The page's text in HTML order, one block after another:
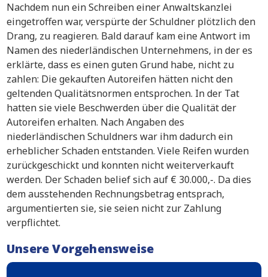
Nachdem nun ein Schreiben einer Anwaltskanzlei
eingetroffen war, verspürte der Schuldner plötzlich den
Drang, zu reagieren. Bald darauf kam eine Antwort im
Namen des niederländischen Unternehmens, in der es
erklärte, dass es einen guten Grund habe, nicht zu
zahlen: Die gekauften Autoreifen hätten nicht den
geltenden Qualitätsnormen entsprochen. In der Tat
hatten sie viele Beschwerden über die Qualität der
Autoreifen erhalten. Nach Angaben des
niederländischen Schuldners war ihm dadurch ein
erheblicher Schaden entstanden. Viele Reifen wurden
zurückgeschickt und konnten nicht weiterverkauft
werden. Der Schaden belief sich auf € 30.000,-. Da dies
dem ausstehenden Rechnungsbetrag entsprach,
argumentierten sie, sie seien nicht zur Zahlung
verpflichtet.
Unsere Vorgehensweise